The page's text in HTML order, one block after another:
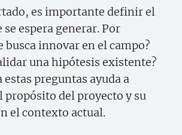
es importante definir el
espera generar. Por
busca innovar en el campo?
una hipótesis existente?
estas preguntas ayuda a
propósito del proyecto y su
el contexto actual.